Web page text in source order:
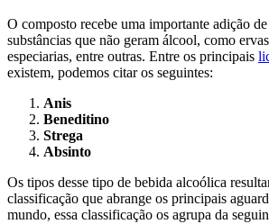
O composto recebe uma importante adição de
substâncias que não geram álcool, como
especiarias, entre outras. Entre os principais
existem, podemos citar os seguintes:
Anis
Beneditino
Strega
Absinto
Os tipos desse tipo de bebida alcoólica
classificação que abrange os principais
mundo, essa classificação os agrupa da